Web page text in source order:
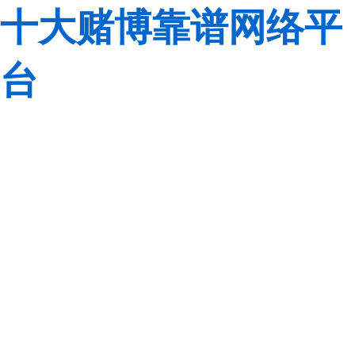
十大赌博靠谱网络平
台